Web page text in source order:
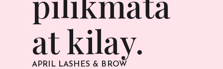
at kilay.
APRIL LASHES & BROW